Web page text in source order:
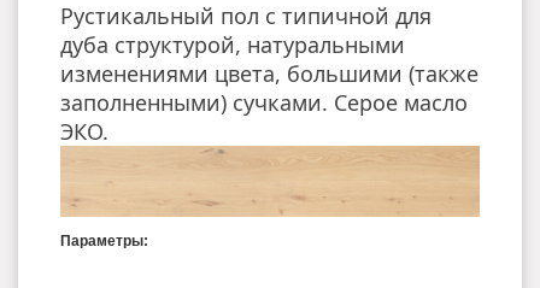
Рустикальный пол с типичной для
дуба структурой, натуральными
изменениями цвета, большими (также
заполненными) сучками. Серое масло
ЭКО.
Параметры: